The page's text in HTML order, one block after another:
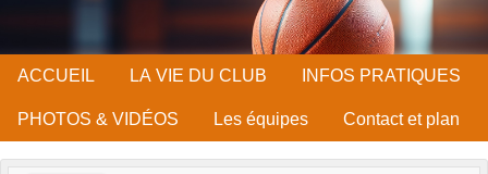
ACCUEIL LA VIE DU CLUB INFOS PRATIQUES
PHOTOS & VIDÉOS Les équipes Contact et plan